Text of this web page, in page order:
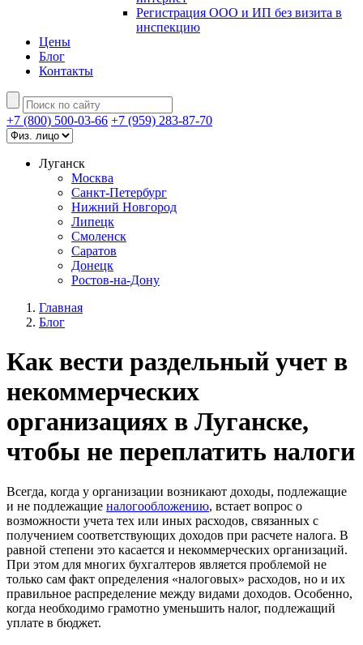
Регистрация ООО и ИП без визита в
инспекцию
Цены
Блог
Контакты
+7 (800) 500-03-66 +7 (959) 283-87-70
Луганск
Москва
Санкт-Петербург
Нижний Новгород
Липецк
Смоленск
Саратов
Донецк
Ростов-на-Дону
Главная
Блог
Как вести раздельный учет в
некоммерческих
организациях в Луганске,
чтобы не переплатить налоги
Всегда, когда у организации возникают доходы, подлежащие
и не подлежащие налогообложению, встает вопрос о
возможности учета тех или иных расходов, связанных с
получением соответствующих доходов при расчете налога. В
равной степени это касается и некоммерческих организаций.
При этом для многих бухгалтеров является проблемой не
только сам факт определения «налоговых» расходов, но и их
правильное распределение между видами доходов. Особенно,
когда необходимо грамотно уменьшить налог, подлежащий
уплате в бюджет.